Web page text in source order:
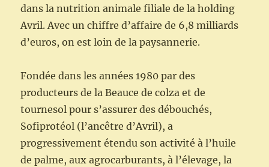
dans la nutrition animale filiale de la holding
Avril. Avec un chiffre d’affaire de 6,8 milliards
d’euros, on est loin de la paysannerie.
Fondée dans les années 1980 par des
producteurs de la Beauce de colza et de
tournesol pour s’assurer des débouchés,
Sofiprotéol (l’ancêtre d’Avril), a
progressivement étendu son activité à l’huile
de palme, aux agrocarburants, à l’élevage, la